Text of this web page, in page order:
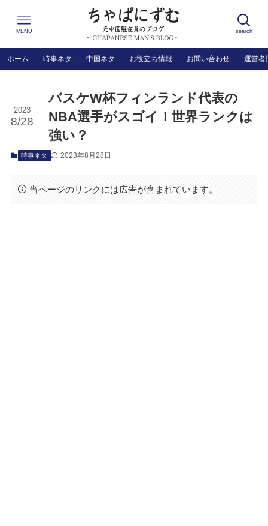
search
MENU
ホーム 時事ネタ 中国ネタ お役立ち情報 お問い合わせ 運営者
バスケW杯フィンランド代表の
NBA選手がスゴイ！世界ランクは
強い？
2023
8/28
時事ネタ 2023年8月28日
当ページのリンクには広告が含まれています。